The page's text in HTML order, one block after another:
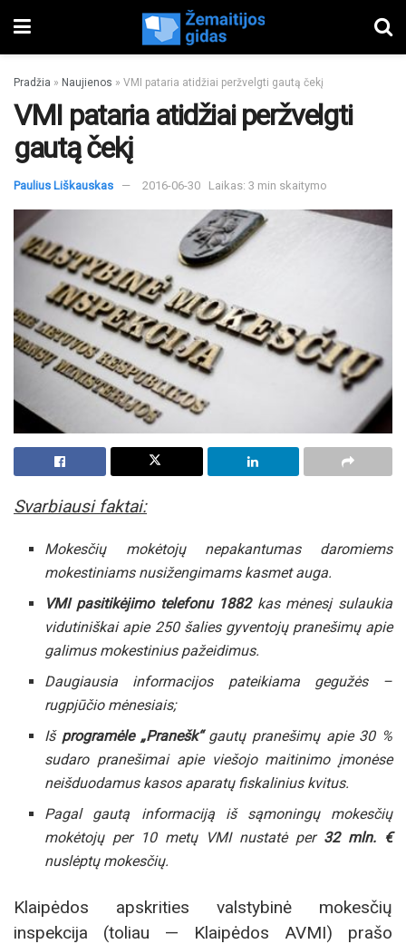
Pradžia » Naujienos » VMI pataria atidžiai peržvelgti gautą čekį
VMI pataria atidžiai peržvelgti
gautą čekį
Paulius Liškauskas 2016-06-30 Laikas: 3 min skaitymo
Svarbiausi faktai:
Mokesčių mokėtojų nepakantumas daromiems
mokestiniams nusižengimams kasmet auga.
VMI pasitikėjimo telefonu 1882kas mėnesį sulaukia
vidutiniškai apie 250 šalies gyventojų pranešimų apie
galimus mokestinius pažeidimus.
Daugiausia informacijos pateikiama gegužės –
rugpjūčio mėnesiais;
Iš programėle „Pranešk“ gautų pranešimų apie 30 %
sudaro pranešimai apie viešojo maitinimo įmonėse
neišduodamus kasos aparatų fiskalinius kvitus.
Pagal gautą informaciją iš sąmoningų mokesčių
mokėtojų per 10 metų VMI nustatė per 32 mln. €
nuslėptų mokesčių.
Klaipėdos apskrities valstybinė mokesčių
inspekcija (toliau — Klaipėdos AVMI) prašo